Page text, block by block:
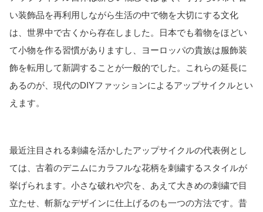
い装飾品を再利用しながら生活の中で物を大切にする文化
は、世界中で古くから存在しました。日本でも着物をほどい
て小物を作る習慣がありますし、ヨーロッパの貴族は服飾装
飾を転用して新調することが一般的でした。これらの延長に
あるのが、現代のDIYファッションによるアップサイクルとい
えます。
最近注目される刺繍を活かしたアップサイクルの代表例とし
ては、古着のデニムにカラフルな花柄を刺繍するスタイルが
挙げられます。小さな破れや穴を、あえて大きめの刺繍で目
立たせ、斬新なデザインに仕上げるのも一つの方法です。昔